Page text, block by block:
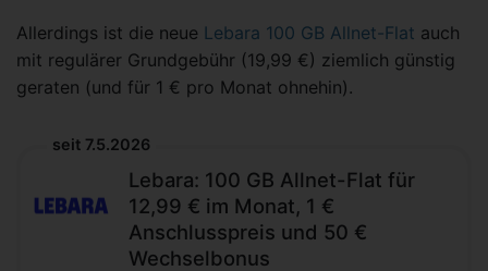
Allerdings ist die neue Lebara 100 GB Allnet-Flat auch
mit regulärer Grundgebühr (19,99 €) ziemlich günstig
geraten (und für 1 € pro Monat ohnehin).
seit 7.5.2026
Lebara: 100 GB Allnet-Flat für
12,99 € im Monat, 1 €
Anschlusspreis und 50 €
Wechselbonus